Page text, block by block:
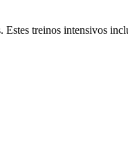
treinos intensivos